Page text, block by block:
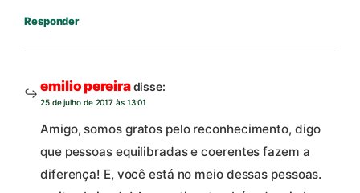
Responder
emilio pereiradisse:
25 de julho de 2017 às 13:01
Amigo, somos gratos pelo reconhecimento, digo
que pessoas equilibradas e coerentes fazem a
diferença! E, você está no meio dessas pessoas.